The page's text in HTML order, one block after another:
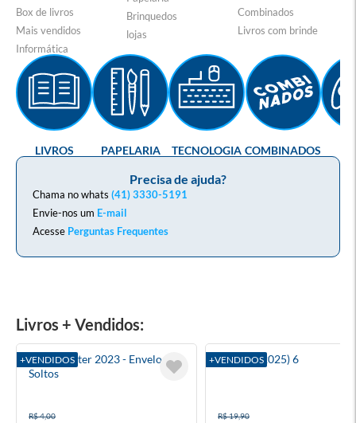
Box de livros
Mais vendidos
Informática
Brinquedos
lojas
Combinados
Livros com brinde
Precisa de ajuda?
Chama no whats (41) 3330-5191
Envie-nos um E-mail
Acesse Perguntas Frequentes
LIVROS PAPELARIA TECNOLOGIA COMBINADOS
Livros + Vendidos:
+VENDIDOS
Harry Potter 2023 - Envelopes
Soltos
R$ 4,00
+VENDIDOS
Batman (2025) 6
R$ 19,90